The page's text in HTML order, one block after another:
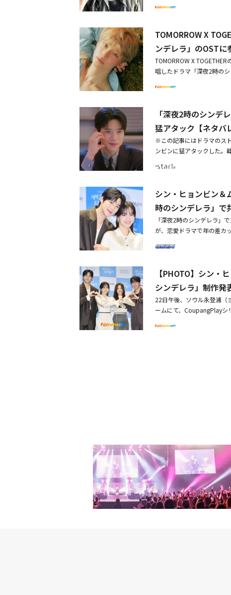
たね」「よくやっている」
でしまいそうになるユンソ
スタート。手を振ったり、
しく、観客たちもさっそく
を）練習しましたが、うま
ョンビンです。お会いでき
初来日ですが、日本には旅
ンペを見ながら、日本語
てで、家族旅行で大阪に
できてとても幸せです」と
わいい！」という声が響い
と「一緒に撮影をして楽し
られると思います。（ム
ビン。ムン・サンミンも
きました」と先輩への感謝
ンビンは「ユンソとのシン
責任感があるところ、そ
チストなのはジュウォン
だ。続いては、イベントの
いて語り合うコーナー。1
ン・ヒョンビンは、「私
せん。別れようと言う言葉
明確に結論を出したのか不
ンは「僕は、ユンソが僕（
ページ目から書いてあった
は、ジュウォンが恋に落
返ると、シン・ヒョンビ
が、もう少しかっこよく
にも男らしさを見せようと
ン・バク先輩といった共演
社員から本部長に変わる過
展開が早かったので、どこ
ススーツに変えたりしまし
にも神経を使いました」と
に陥ったユンソを演じたシ
かったので楽しく撮影を
べるシーンもあり、ムン
映像は酔った勢いで本音
サンミンは「ユンソの目
00名を無料招待し、ヒュ
マに夢中？ラジオ番組で愛
TOMORROW X
ンデレラ」のOSTに
TOMORROW X
唱したドラマ「深夜2時の
クビデオも公開された。
ックな歌声と率直な歌詞
がるサウンドが特徴のこの
れ、視聴者の没入を誘発し
ン・サンミン）と別れよう
フィスロマンチックコメデ
倒的なパフォーマンスの実
「深夜2時のシンデ
猛アタック【ネタバ
※この記事にはドラマのス
ンビンに猛アタックした。
ン・ヒョンビン）の破局
みつく」と宣言したジュウ
もらったという彼女の言葉
人が好きだから」と言い、
た。ユンソは偶然会った
までジュウォンがどれほど
していた彼女は、体調を崩
ったことが多いんだ」と
愛期間中、27回ほどご飯を
デートではないデートが始
に帰ろうとするユンソを
った勢いで本音を言ってし
シン・ヒョンビン＆
時のシンデレラ」で
「深夜2時のシンデレラ」
が、恋愛ドラマで年の差カ
「深夜2時のシンデレラ」
「財閥家の末息子」で話
ンミンが共演するラブコメ
ソと財閥の年下彼氏ジュウ
ヒョンビンと、2000年生ま
は「むしろ私が年齢を偽
んが率直で明るい人なので
たので、うまく活用した
【PHOTO】シン・
シンデレラ」制作発
22日午後、ソウル永登浦（
ームにて、CoupangPlayシ
のシンデレラ」は、完璧
シンデレラ」東京で無料イ